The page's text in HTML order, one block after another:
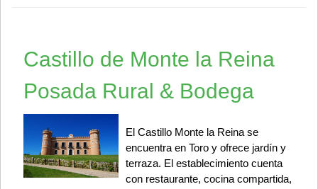
Castillo de Monte la Reina
Posada Rural & Bodega
El Castillo Monte la Reina se
encuentra en Toro y ofrece jardín y
terraza. El establecimiento cuenta
con restaurante, cocina compartida,